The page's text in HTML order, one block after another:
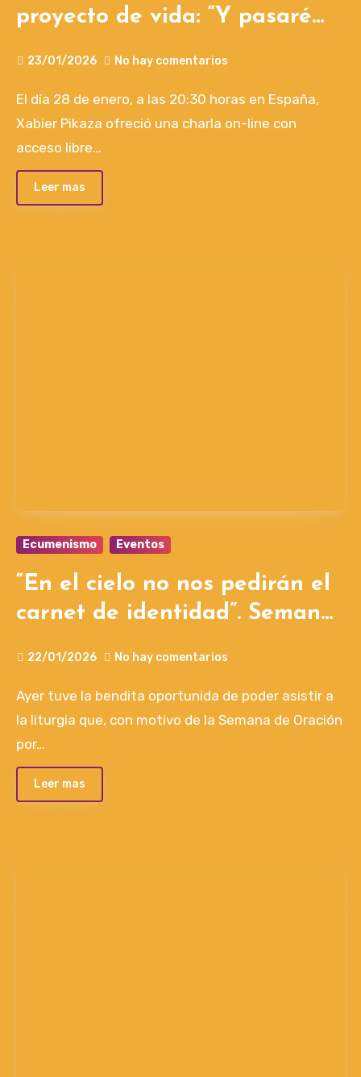
proyecto de vida: “Y pasaré
online de Javier Pikaza
23/01/2026 No hay comentarios
El día 28 de enero, a las 20:30 horas en España,
Xabier Pikaza ofreció una charla on-line con
acceso libre…
Leer mas
Ecumenismo Eventos
“En el cielo no nos pedirán el
carnet de identidad”. Semana
los Cristianos 2026.
22/01/2026 No hay comentarios
Ayer tuve la bendita oportunida de poder asistir a
la liturgia que, con motivo de la Semana de Oración
por…
Leer mas